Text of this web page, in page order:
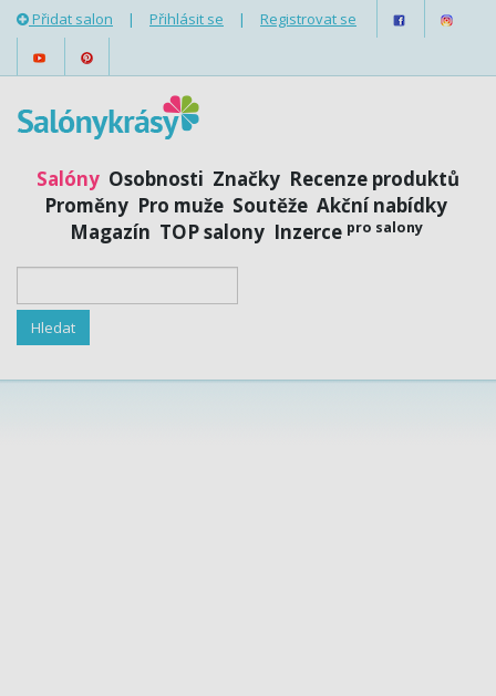
Přidat salon | Přihlásit se | Registrovat se
Salóny Osobnosti Značky Recenze produktů
Proměny Pro muže Soutěže Akční nabídky
Magazín TOP salony Inzerce pro salony